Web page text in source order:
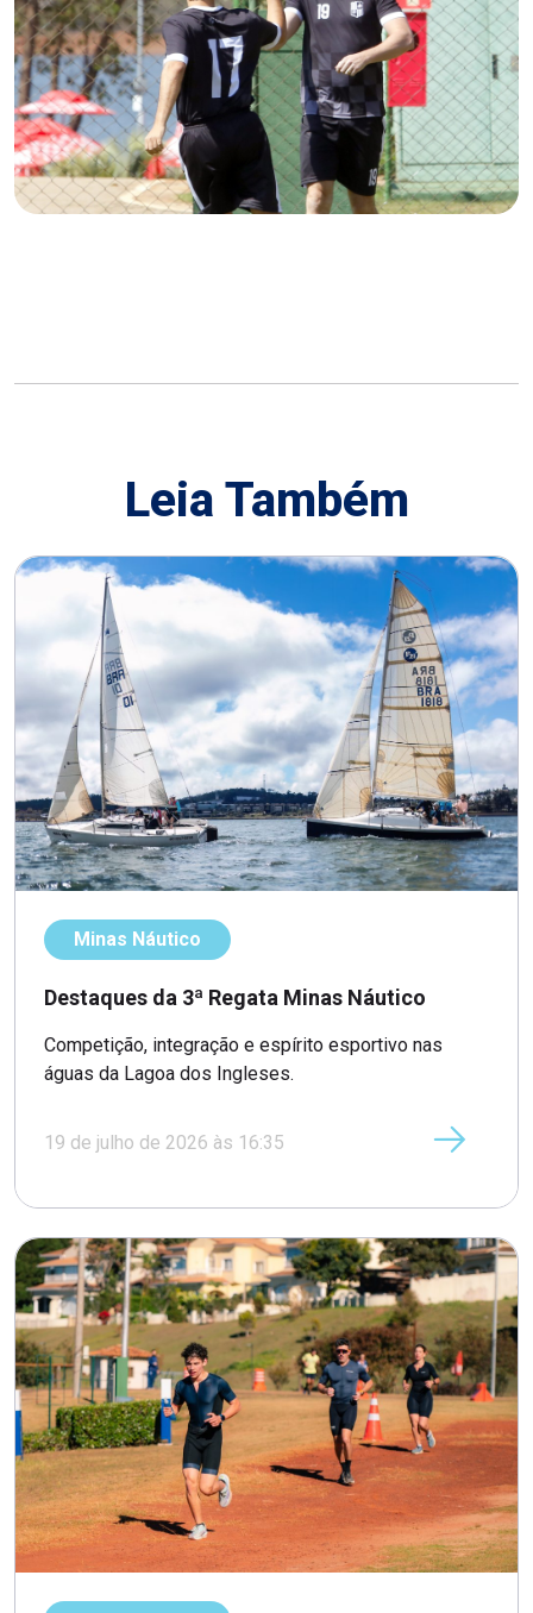
Leia Também
Minas Náutico
Destaques da 3ª Regata Minas Náutico
Competição, integração e espírito esportivo nas
águas da Lagoa dos Ingleses.
19 de julho de 2026 às 16:35